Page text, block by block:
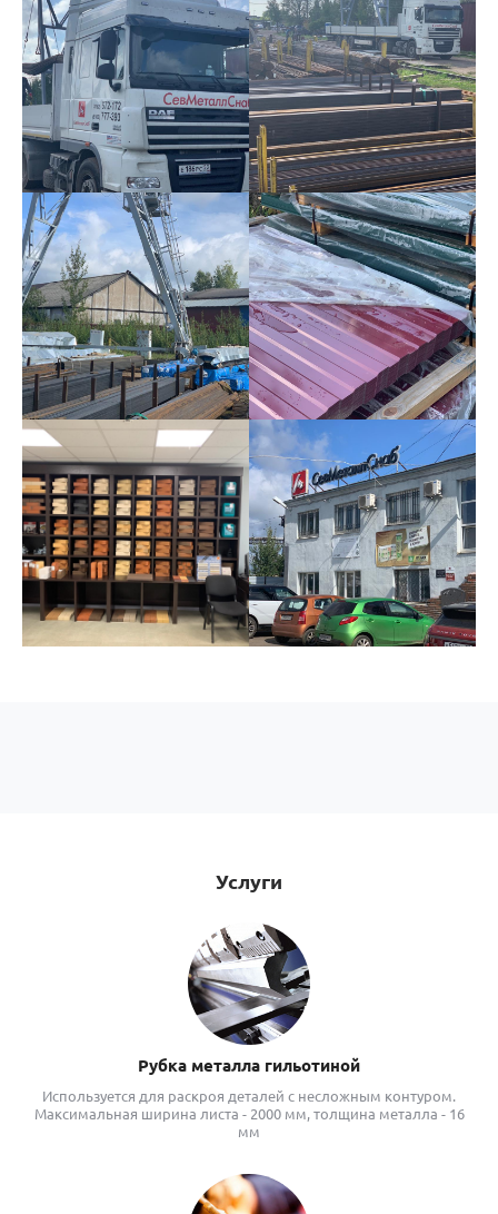
Услуги
Рубка металла гильотиной
Используется для раскроя деталей с несложным контуром.
Максимальная ширина листа - 2000 мм, толщина металла - 16
мм